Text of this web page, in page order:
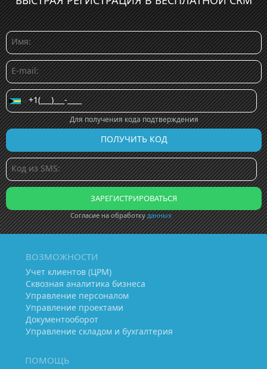
Для получения кода подтверждения
Согласие на обработкуданных
ВОЗМОЖНОСТИ
Учет клиентов (ЦРМ)
Сквозная аналитика бизнеса
Управление персоналом
Управление проектами
Документооборот
Управление складом и бухгалтерия
ПОМОЩЬ